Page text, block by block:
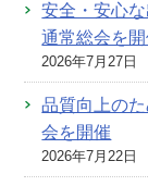
安全・安心
通常総会を開
2026年7月27日
品質向上の
会を開催
2026年7月22日